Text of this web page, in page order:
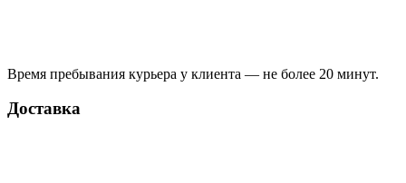
Время пребывания курьера у клиента — не более 20 минут.
Доставка